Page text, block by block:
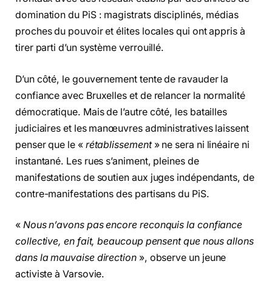
domination du PiS : magistrats disciplinés, médias
proches du pouvoir et élites locales qui ont appris à
tirer parti d’un système verrouillé.
D’un côté, le gouvernement tente de ravauder la
confiance avec Bruxelles et de relancer la normalité
démocratique. Mais de l’autre côté, les batailles
judiciaires et les manœuvres administratives laissent
penser que le « rétablissement» ne sera ni linéaire ni
instantané. Les rues s’animent, pleines de
manifestations de soutien aux juges indépendants, de
contre-manifestations des partisans du PiS.
« Nous n’avons pas encore reconquis la confiance
collective, en fait, beaucoup pensent que nous allons
dans la mauvaise direction », observe un jeune
activiste à Varsovie.